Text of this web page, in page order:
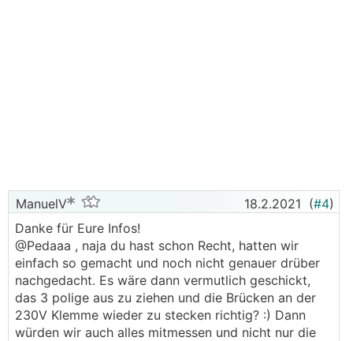
ManuelV 18.2.2021 (#4)
Danke für Eure Infos!
@Pedaaa , naja du hast schon Recht, hatten wir
einfach so gemacht und noch nicht genauer drüber
nachgedacht. Es wäre dann vermutlich geschickt,
das 3 polige aus zu ziehen und die Brücken an der
230V Klemme wieder zu stecken richtig? :) Dann
würden wir auch alles mitmessen und nicht nur die